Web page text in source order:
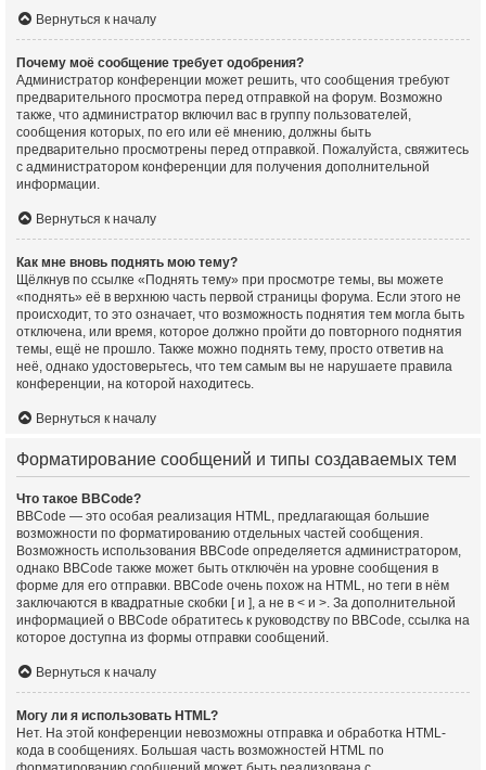
Вернуться к началу
Почему моё сообщение требует одобрения?
Администратор конференции может решить, что сообщения требуют
предварительного просмотра перед отправкой на форум. Возможно
также, что администратор включил вас в группу пользователей,
сообщения которых, по его или её мнению, должны быть
предварительно просмотрены перед отправкой. Пожалуйста, свяжитесь
с администратором конференции для получения дополнительной
информации.
Вернуться к началу
Как мне вновь поднять мою тему?
Щёлкнув по ссылке «Поднять тему» при просмотре темы, вы можете
«поднять» её в верхнюю часть первой страницы форума. Если этого не
происходит, то это означает, что возможность поднятия тем могла быть
отключена, или время, которое должно пройти до повторного поднятия
темы, ещё не прошло. Также можно поднять тему, просто ответив на
неё, однако удостоверьтесь, что тем самым вы не нарушаете правила
конференции, на которой находитесь.
Вернуться к началу
Форматирование сообщений и типы создаваемых тем
Что такое BBCode?
BBCode — это особая реализация HTML, предлагающая большие
возможности по форматированию отдельных частей сообщения.
Возможность использования BBCode определяется администратором,
однако BBCode также может быть отключён на уровне сообщения в
форме для его отправки. BBCode очень похож на HTML, но теги в нём
заключаются в квадратные скобки [ и ], а не в < и >. За дополнительной
информацией о BBCode обратитесь к руководству по BBCode, ссылка на
которое доступна из формы отправки сообщений.
Вернуться к началу
Могу ли я использовать HTML?
Нет. На этой конференции невозможны отправка и обработка HTML-
кода в сообщениях. Большая часть возможностей HTML по